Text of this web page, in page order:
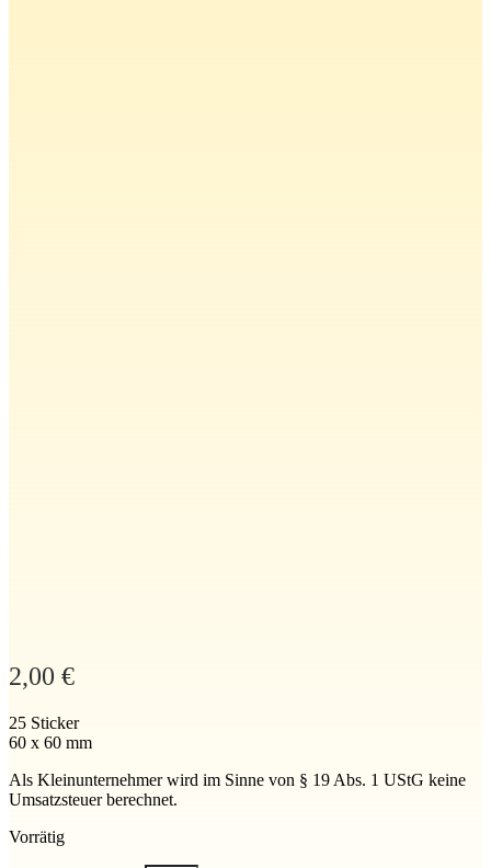
2,00 €
25 Sticker
60 x 60 mm
Als Kleinunternehmer wird im Sinne von § 19 Abs. 1 UStG keine
Umsatzsteuer berechnet.
Vorrätig